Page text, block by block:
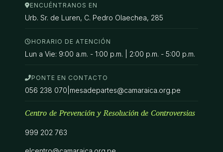
ENCUÉNTRANOS EN
Urb. Sr. de Luren, C. Pedro Olaechea, 285
HORARIO DE ATENCIÓN
Lun a Vie: 9:00 a.m. - 1:00 p.m. | 2:00 p.m. - 5:00 p.m.
PONTE EN CONTACTO
056 238 070 mesadepartes@camaraica.org.pe
Centro de Prevención y Resolución de Controversias
999 202 763